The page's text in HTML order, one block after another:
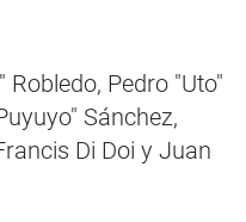
Robledo, Pedro "Uto"
Sánchez,
Di Doi y Juan